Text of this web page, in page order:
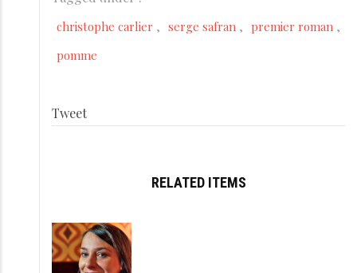
christophe carlier serge safran
premier roman
pomme
Tweet
RELATED ITEMS